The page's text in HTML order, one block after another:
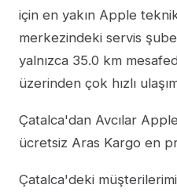
için en yakın Apple
merkezindeki servis
yalnızca 35.0 km
üzerinden çok hızlı
Çatalca'dan Avcılar
ücretsiz Aras Kargo en
Çatalca'deki